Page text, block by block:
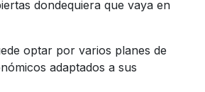
dondequiera que vaya en
optar por varios planes de
adaptados a sus